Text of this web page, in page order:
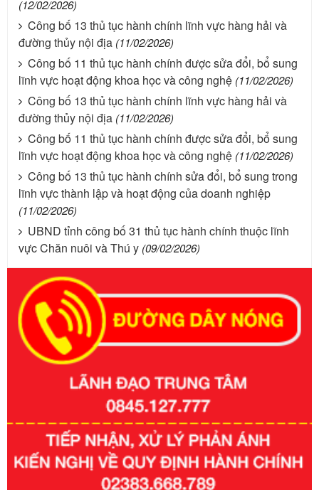
(12/02/2026)
Công bố 13 thủ tục hành chính lĩnh vực hàng hải và
đường thủy nội địa (11/02/2026)
Công bố 11 thủ tục hành chính được sửa đổi, bổ sung
lĩnh vực hoạt động khoa học và công nghệ (11/02/2026)
Công bố 13 thủ tục hành chính lĩnh vực hàng hải và
đường thủy nội địa (11/02/2026)
Công bố 11 thủ tục hành chính được sửa đổi, bổ sung
lĩnh vực hoạt động khoa học và công nghệ (11/02/2026)
Công bố 13 thủ tục hành chính sửa đổi, bổ sung trong
lĩnh vực thành lập và hoạt động của doanh nghiệp
(11/02/2026)
UBND tỉnh công bố 31 thủ tục hành chính thuộc lĩnh
vực Chăn nuôi và Thú y (09/02/2026)